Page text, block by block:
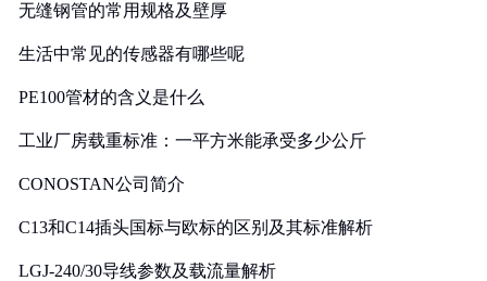
无缝钢管的常用规格及壁厚
生活中常见的传感器有哪些呢
PE100管材的含义是什么
工业厂房载重标准：一平方米能承受多少公斤
CONOSTAN公司简介
C13和C14插头国标与欧标的区别及其标准解析
LGJ-240/30导线参数及载流量解析